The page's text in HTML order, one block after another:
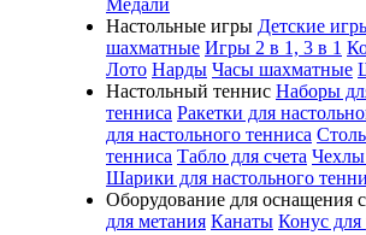
Медали
Настольные игры Детские
шахматные Игры 2 в 1, 3 в 1
Лото Нарды Часы шахматные
Настольный теннис Наборы
тенниса Ракетки для
для настольного тенниса
тенниса Табло для счета Чехлы
Шарики для настольного
Оборудование для оснащения
для метания Канаты Конус для